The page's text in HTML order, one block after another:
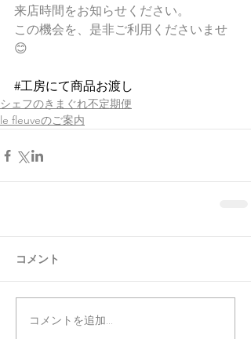
来店時間をお知らせください。
この機会を、是非ご利用くださいませ
😊
#工房にて商品お渡し
シェフのきまぐれ不定期便
le fleuveのご案内
コメント
コメントを追加…